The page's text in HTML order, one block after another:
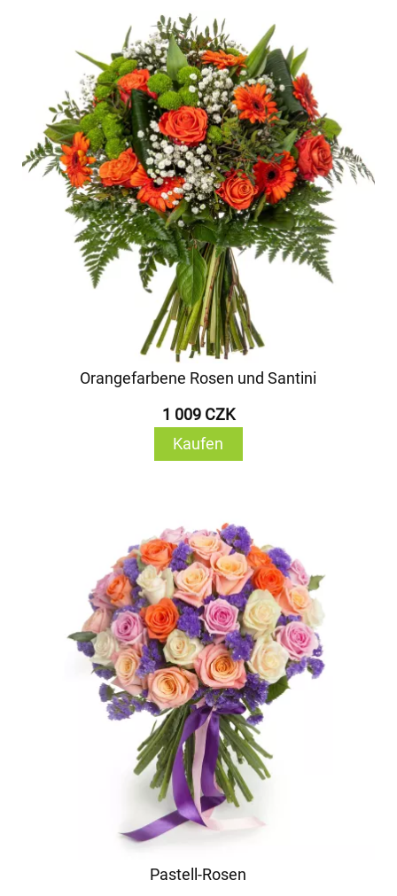
Orangefarbene Rosen und Santini
1 009 CZK
Kaufen
Pastell-Rosen